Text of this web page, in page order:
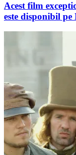
Acest film
este disponibil